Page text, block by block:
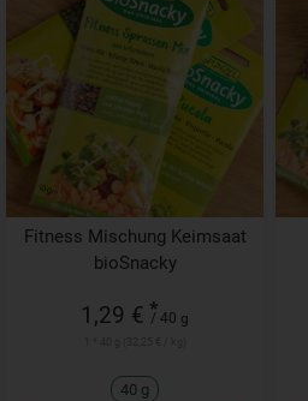
Fitness Mischung Keimsaat
bioSnacky
1,29 € *
/ 40 g
40 g